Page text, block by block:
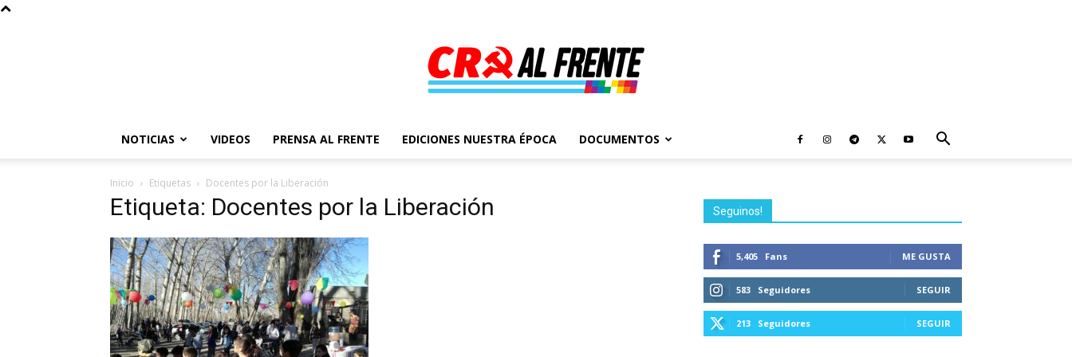
Al
NOTICIAS VIDEOS PRENSA AL FRENTE EDICIONES NUESTRA ÉPOCA DOCUMENTOS
Inicio Etiquetas Docentes por la Liberación
Etiqueta: Docentes por la Liberación Seguinos!
5,405 Fans ME GUSTA
583 Seguidores SEGUIR
213 Seguidores SEGUIR